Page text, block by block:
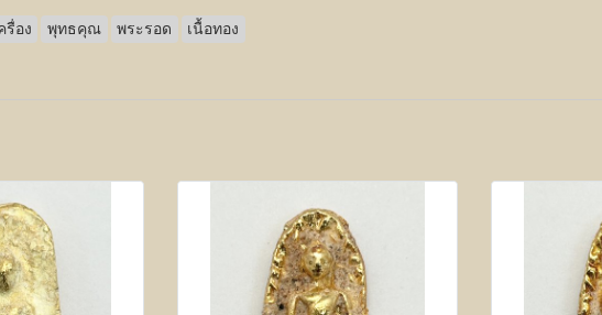
รื่อง พุทธคุณ พระรอด เนื้อทอง